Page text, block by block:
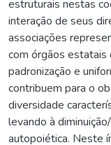
estruturais nestas
interação de seus
associações
com órgãos estatais
padronização e
contribuem para o
diversidade
levando à
autopoiética. Neste